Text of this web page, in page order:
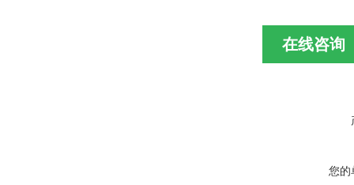
在线咨询
您的